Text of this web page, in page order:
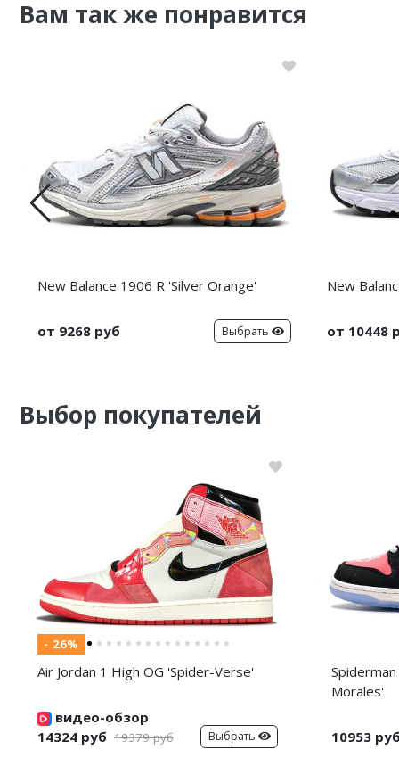
Вам так же понравится
New Balance 1906 R 'Silver Orange'
от 9268 руб Выбрать
New
от 10448
Выбор покупателей
- 26%
Air Jordan 1 High OG 'Spider-Verse'
видео-обзор
14324 руб 19379 руб Выбрать
Morales'
10953 руб
Nike Foamposite